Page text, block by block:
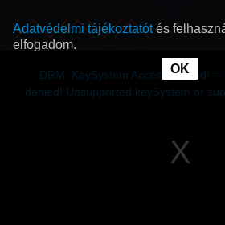
DRM: KeySystem Access Denied!
denied! Unsupported keySystem or
Adatvédelmi tájékoztatótés
elfogadom.
OK